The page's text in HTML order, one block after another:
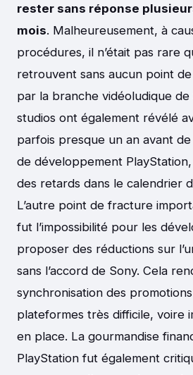
rester sans réponse
mois. Malheureusement, à
procédures, il n’était pas rare
retrouvent sans aucun point
par la branche vidéoludique de
studios ont également révélé
parfois presque un an avant
de développement
des retards dans le calendrier
L’autre point de fracture
fut l’impossibilité pour les
proposer des réductions sur
sans l’accord de Sony. Cela
synchronisation des promotions
plateformes très difficile, voire
en place. La gourmandise
PlayStation fut également